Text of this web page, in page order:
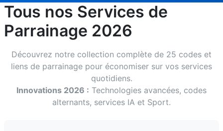
Tous nos Services de
Parrainage 2026
Découvrez notre collection complète de 25 codes et
liens de parrainage pour économiser sur vos services
quotidiens.
Innovations 2026 : Technologies avancées, codes
alternants, services IA et Sport.